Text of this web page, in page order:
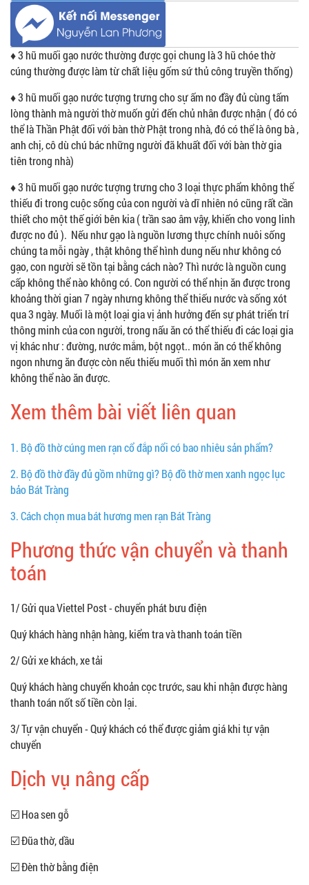
♦3 hũ muối gạo nước thường được gọi chung là 3 hũ chóe thờ
cúng thường được làm từ chất liệu gốm sứ thủ công truyền thống)
♦3 hũ muối gạo nước tượng trưng cho sự ấm no đầy đủ cùng tấm
lòng thành mà người thờ muốn gửi đến chủ nhân được nhận ( đó có
thể là Thần Phật đối với bàn thờ Phật trong nhà, đó có thể là ông bà ,
anh chị, cô dù chú bác những người đã khuất đối với bàn thờ gia
tiên trong nhà)
♦3 hũ muối gạo nướctượng trưng cho 3 loại thực phẩm không thể
thiếu đi trong cuộc sống của con người và dĩ nhiên nó cũng rất cần
thiết cho một thế giới bên kia ( trần sao âm vậy, khiến cho vong linh
được no đủ ). Nếu như gạo là nguồn lương thực chính nuôi sống
chúng ta mỗi ngày , thật không thể hình dung nếu như không có
gạo, con người sẽ tồn tại bằng cách nào? Thì nước là nguồn cung
cấp không thể nào không có. Con người có thể nhịn ăn được trong
khoảng thời gian 7 ngày nhưng không thể thiếu nước và sống xót
qua 3 ngày. Muối là một loại gia vị ảnh hưởng đến sự phát triển trí
thông minh của con người, trong nấu ăn có thể thiếu đi các loại gia
vị khác như : đường, nước mắm, bột ngọt.. món ăn có thể không
ngon nhưng ăn được còn nếu thiếu muối thì món ăn xem như
không thể nào ăn được.
Xem thêm bài viết liên quan
1. Bộ đồ thờ cúng men rạn cổ đắp nổi có bao nhiêu sản phẩm?
2. Bộ đồ thờ đầy đủ gồm những gì? Bộ đồ thờ men xanh ngọc lục
bảo Bát Tràng
3.Cách chọn mua bát hương men rạn Bát Tràng
Phương thức vận chuyển và thanh
toán
1/ Gửi qua Viettel Post - chuyển phát bưu điện
Quý khách hàng nhận hàng, kiểm tra và thanh toán tiền
2/ Gửi xe khách, xe tải
Quý khách hàng chuyển khoản cọc trước, sau khi nhận được hàng
thanh toán nốt số tiền còn lại.
3/ Tự vận chuyển - Quý khách có thể được giảm giá khi tự vận
chuyển
Dịch vụ nâng cấp
☑️ Hoa sen gỗ
☑️ Đũa thờ, dầu
☑️ Đèn thờ bằng điện